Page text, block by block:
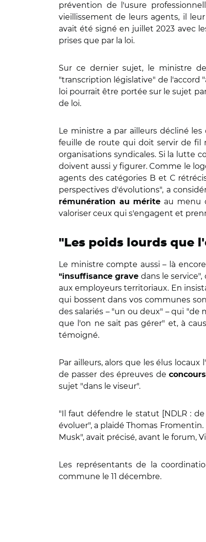
prévention de l'usure
vieillissement de leurs agents, il
avait été signé en juillet 2023 avec
prises que par la loi.
Sur ce dernier sujet, le ministre
"transcription législative" de l'accord
loi pourrait être portée sur le sujet
de loi.
Le ministre a par ailleurs décliné
feuille de route qui doit servir de fil
organisations syndicales. Si la lutte
doivent aussi y figurer. Comme le
agents des catégories B et C
perspectives d'évolutions", a
rémunération au mérite au menu
valoriser ceux qui s'engagent et
"Les poids lourds que
Le ministre compte aussi – là
"insuffisance grave dans le
aux employeurs territoriaux. En
qui bossent dans vos communes
des salariés – "un ou deux" – qui
que l'on ne sait pas gérer" et, à
témoigné.
Par ailleurs, alors que les élus
de passer des épreuves deconcours
sujet "dans le viseur".
"Il faut défendre le statut [NDLR :
évoluer", a plaidé Thomas
Musk", avait précisé, avant le forum,
Les représentants de la
commune le 11 décembre.